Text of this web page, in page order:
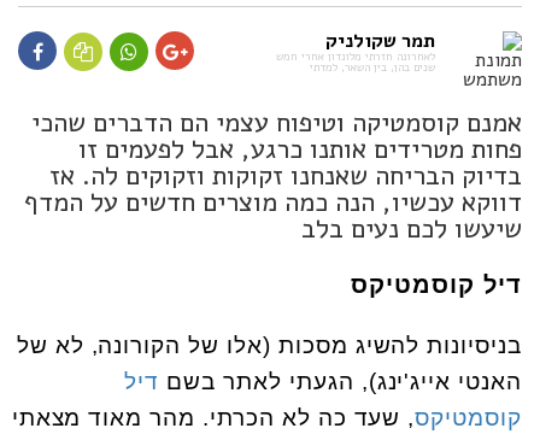
תמר שקולניק
לאחרונה חזרתי מלונדון אחרי חמש
שנים בהן, בין השאר, למדתי
אמנם קוסמטיקה וטיפוח עצמי הם הדברים שהכי
פחות מטרידים אותנו כרגע, אבל לפעמים זו
בדיוק הבריחה שאנחנו זקוקות וזקוקים לה. אז
דווקא עכשיו, הנה כמה מוצרים חדשים על המדף
שיעשו לכם נעים בלב
דיל קוסמטיקס
בניסיונות להשיג מסכות (אלו של הקורונה, לא של
האנטי אייג'ינג), הגעתי לאתר בשם דיל
קוסמטיקס, שעד כה לא הכרתי. מהר מאוד מצאתי